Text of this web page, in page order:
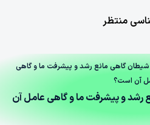
منتظر
گاهی مانع رشد و پیشرفت ما و گاهی
آن است؟
رشد و پیشرفت ما و گاهی عامل آن